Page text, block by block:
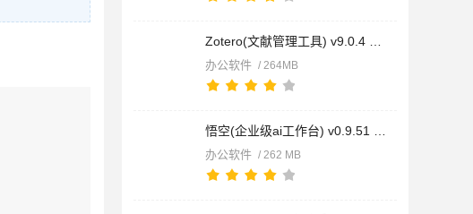
办公软件 / 264MB
办公软件 / 262 MB